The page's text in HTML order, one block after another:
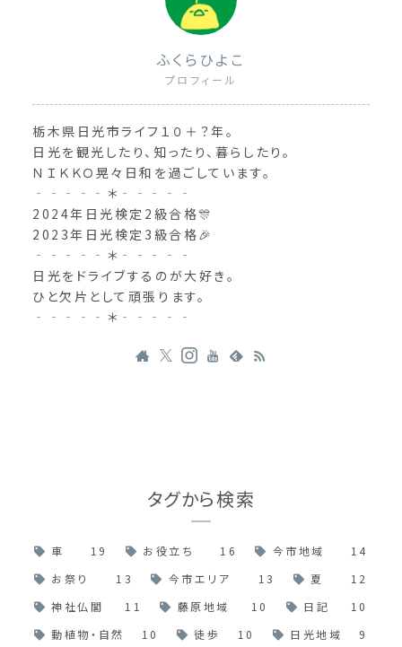
ふくらひよこ
プロフィール
栃木県日光市ライフ１０＋？年。
日光を観光したり、知ったり、暮らしたり。
ＮＩＫＫＯ晃々日和を過ごしています。
‐‐‐‐‐＊‐‐‐‐‐
2024年日光検定2級合格🎊
2023年日光検定3級合格🎉
‐‐‐‐‐＊‐‐‐‐‐
日光をドライブするのが大好き。
ひと欠片として頑張ります。
‐‐‐‐‐＊‐‐‐‐‐
タグから検索
車 19 お役立ち 16 今市地域
14
お祭り
13 今市エリア 13 夏
12
神社仏閣
11 藤原地域 10 日記
10
動植物・自然
10 徒歩 10 日光地域
9